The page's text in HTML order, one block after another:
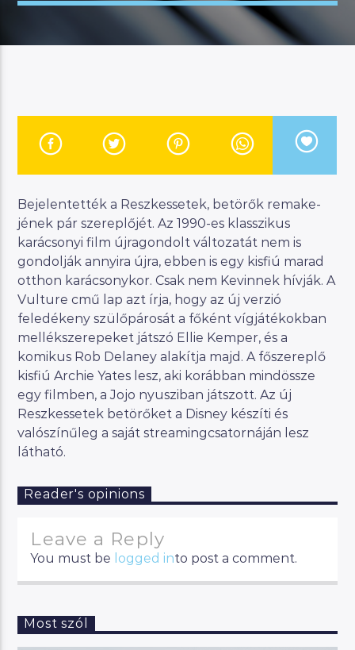
BUDAPEST UPDATE
Manna FM
Bejelentették a Reszkessetek, betörők remake-
jének pár szereplőjét. Az 1990-es klasszikus
karácsonyi film újragondolt változatát nem is
gondolják annyira újra, ebben is egy kisfiú marad
otthon karácsonykor. Csak nem Kevinnek hívják. A
Vulture cmű lap azt írja, hogy az új verzió
feledékeny szülőpárosát a főként vígjátékokban
mellékszerepeket játszó Ellie Kemper, és a
komikus Rob Delaney alakítja majd. A főszereplő
kisfiú Archie Yates lesz, aki korábban mindössze
egy filmben, a Jojo nyusziban játszott. Az új
Reszkessetek betörőket a Disney készíti és
valószínűleg a saját streamingcsatornáján lesz
látható.
Reader's opinions
Leave a Reply
You must be logged into post a comment.
Most szól